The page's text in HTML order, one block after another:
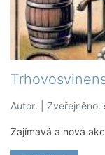
Autor: |
Zajímavá a nová